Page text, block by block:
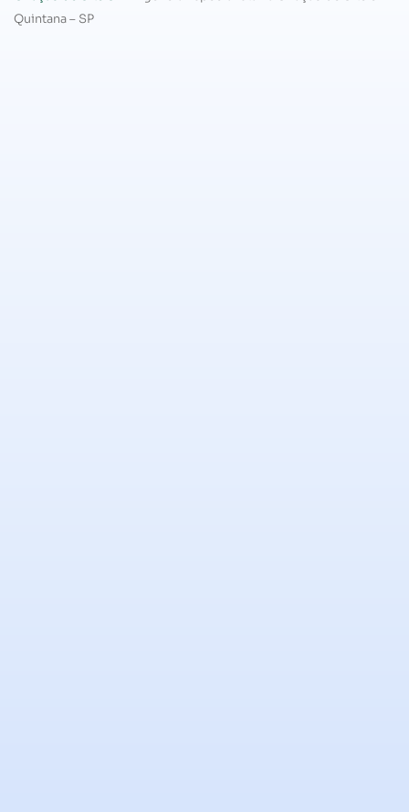
Quintana – SP